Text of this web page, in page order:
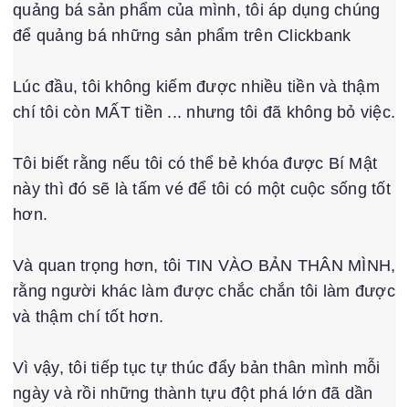
quảng bá sản phẩm của mình, tôi áp dụng chúng
để quảng bá những sản phẩm trên Clickbank
Lúc đầu, tôi không kiếm được nhiều tiền và thậm
chí tôi còn MẤT tiền ... nhưng tôi đã không bỏ việc.
Tôi biết rằng nếu tôi có thể bẻ khóa được Bí Mật
này thì đó sẽ là tấm vé để tôi có một cuộc sống tốt
hơn.
Và quan trọng hơn, tôi TIN VÀO BẢN THÂN MÌNH,
rằng người khác làm được chắc chắn tôi làm được
và thậm chí tốt hơn.
Vì vậy, tôi tiếp tục tự thúc đẩy bản thân mình mỗi
ngày và rồi những thành tựu đột phá lớn đã dần